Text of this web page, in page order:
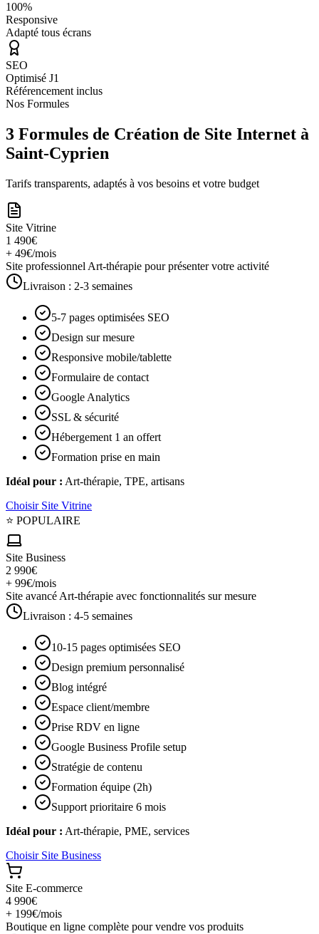
100%
Responsive
Adapté tous écrans
SEO
Optimisé J1
Référencement inclus
Nos Formules
3 Formules de Création de Site Internet à
Saint-Cyprien
Tarifs transparents, adaptés à vos besoins et votre budget
Site Vitrine
1 490€
+ 49€/mois
Site professionnel Art-thérapie pour présenter votre activité
Livraison : 2-3 semaines
5-7 pages optimisées SEO
Design sur mesure
Responsive mobile/tablette
Formulaire de contact
Google Analytics
SSL & sécurité
Hébergement 1 an offert
Formation prise en main
Idéal pour : Art-thérapie, TPE, artisans
Choisir Site Vitrine
⭐ POPULAIRE
Site Business
2 990€
+ 99€/mois
Site avancé Art-thérapie avec fonctionnalités sur mesure
Livraison : 4-5 semaines
10-15 pages optimisées SEO
Design premium personnalisé
Blog intégré
Espace client/membre
Prise RDV en ligne
Google Business Profile setup
Stratégie de contenu
Formation équipe (2h)
Support prioritaire 6 mois
Idéal pour : Art-thérapie, PME, services
Choisir Site Business
Site E-commerce
4 990€
+ 199€/mois
Boutique en ligne complète pour vendre vos produits